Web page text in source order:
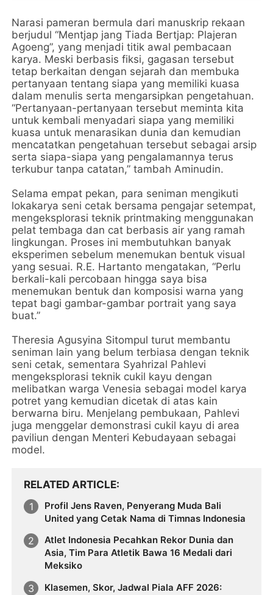
Narasi pameran bermula dari manuskrip rekaan
berjudul “Mentjap jang Tiada Bertjap: Plajeran
Agoeng”, yang menjadi titik awal pembacaan
karya. Meski berbasis fiksi, gagasan tersebut
tetap berkaitan dengan sejarah dan membuka
pertanyaan tentang siapa yang memiliki kuasa
dalam menulis serta mengarsipkan pengetahuan.
“Pertanyaan-pertanyaan tersebut meminta kita
untuk kembali menyadari siapa yang memiliki
kuasa untuk menarasikan dunia dan kemudian
mencatatkan pengetahuan tersebut sebagai arsip
serta siapa-siapa yang pengalamannya terus
terkubur tanpa catatan,” tambah Aminudin.
Selama empat pekan, para seniman mengikuti
lokakarya seni cetak bersama pengajar setempat,
mengeksplorasi teknik printmaking menggunakan
pelat tembaga dan cat berbasis air yang ramah
lingkungan. Proses ini membutuhkan banyak
eksperimen sebelum menemukan bentuk visual
yang sesuai. R.E. Hartanto mengatakan, “Perlu
berkali-kali percobaan hingga saya bisa
menemukan bentuk dan komposisi warna yang
tepat bagi gambar-gambar portrait yang saya
buat.”
Theresia Agusyina Sitompul turut membantu
seniman lain yang belum terbiasa dengan teknik
seni cetak, sementara Syahrizal Pahlevi
mengeksplorasi teknik cukil kayu dengan
melibatkan warga Venesia sebagai model karya
potret yang kemudian dicetak di atas kain
berwarna biru. Menjelang pembukaan, Pahlevi
juga menggelar demonstrasi cukil kayu di area
paviliun dengan Menteri Kebudayaan sebagai
model.
RELATED ARTICLE
Profil Jens Raven, Penyerang Muda Bali
United yang Cetak Nama di Timnas Indonesia
Atlet Indonesia Pecahkan Rekor Dunia dan
Asia, Tim Para Atletik Bawa 16 Medali dari
Meksiko
Klasemen, Skor, Jadwal Piala AFF 2026: